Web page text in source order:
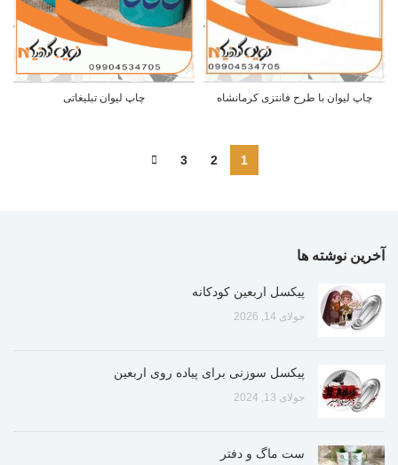
چاپ لیوان با طرح فانتزی کرمانشاه چاپ لیوان تبلیغاتی
1
2
3
آخرین نوشته ها
پیکسل اربعین کودکانه
جولای 14, 2026
پیکسل سوزنی برای پیاده روی اربعین
جولای 13, 2024
ست ماگ و دفتر